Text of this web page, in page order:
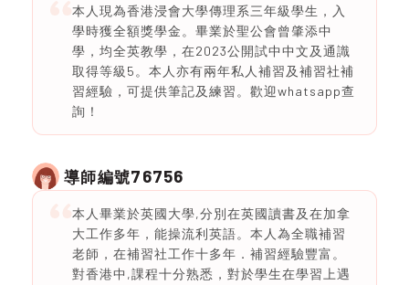
本人現為香港浸會大學傳理系三年級學生，入
學時獲全額獎學金。畢業於聖公會曾肇添中
學，均全英教學，在2023公開試中中文及通識
取得等級5。本人亦有兩年私人補習及補習社補
習經驗，可提供筆記及練習。歡迎whatsapp查
詢！
導師編號76756
本人畢業於英國大學,分別在英國讀書及在加拿
大工作多年，能操流利英語。本人為全職補習
老師，在補習社工作十多年．補習經驗豐富。
對香港中,課程十分熟悉，對於學生在學習上遇